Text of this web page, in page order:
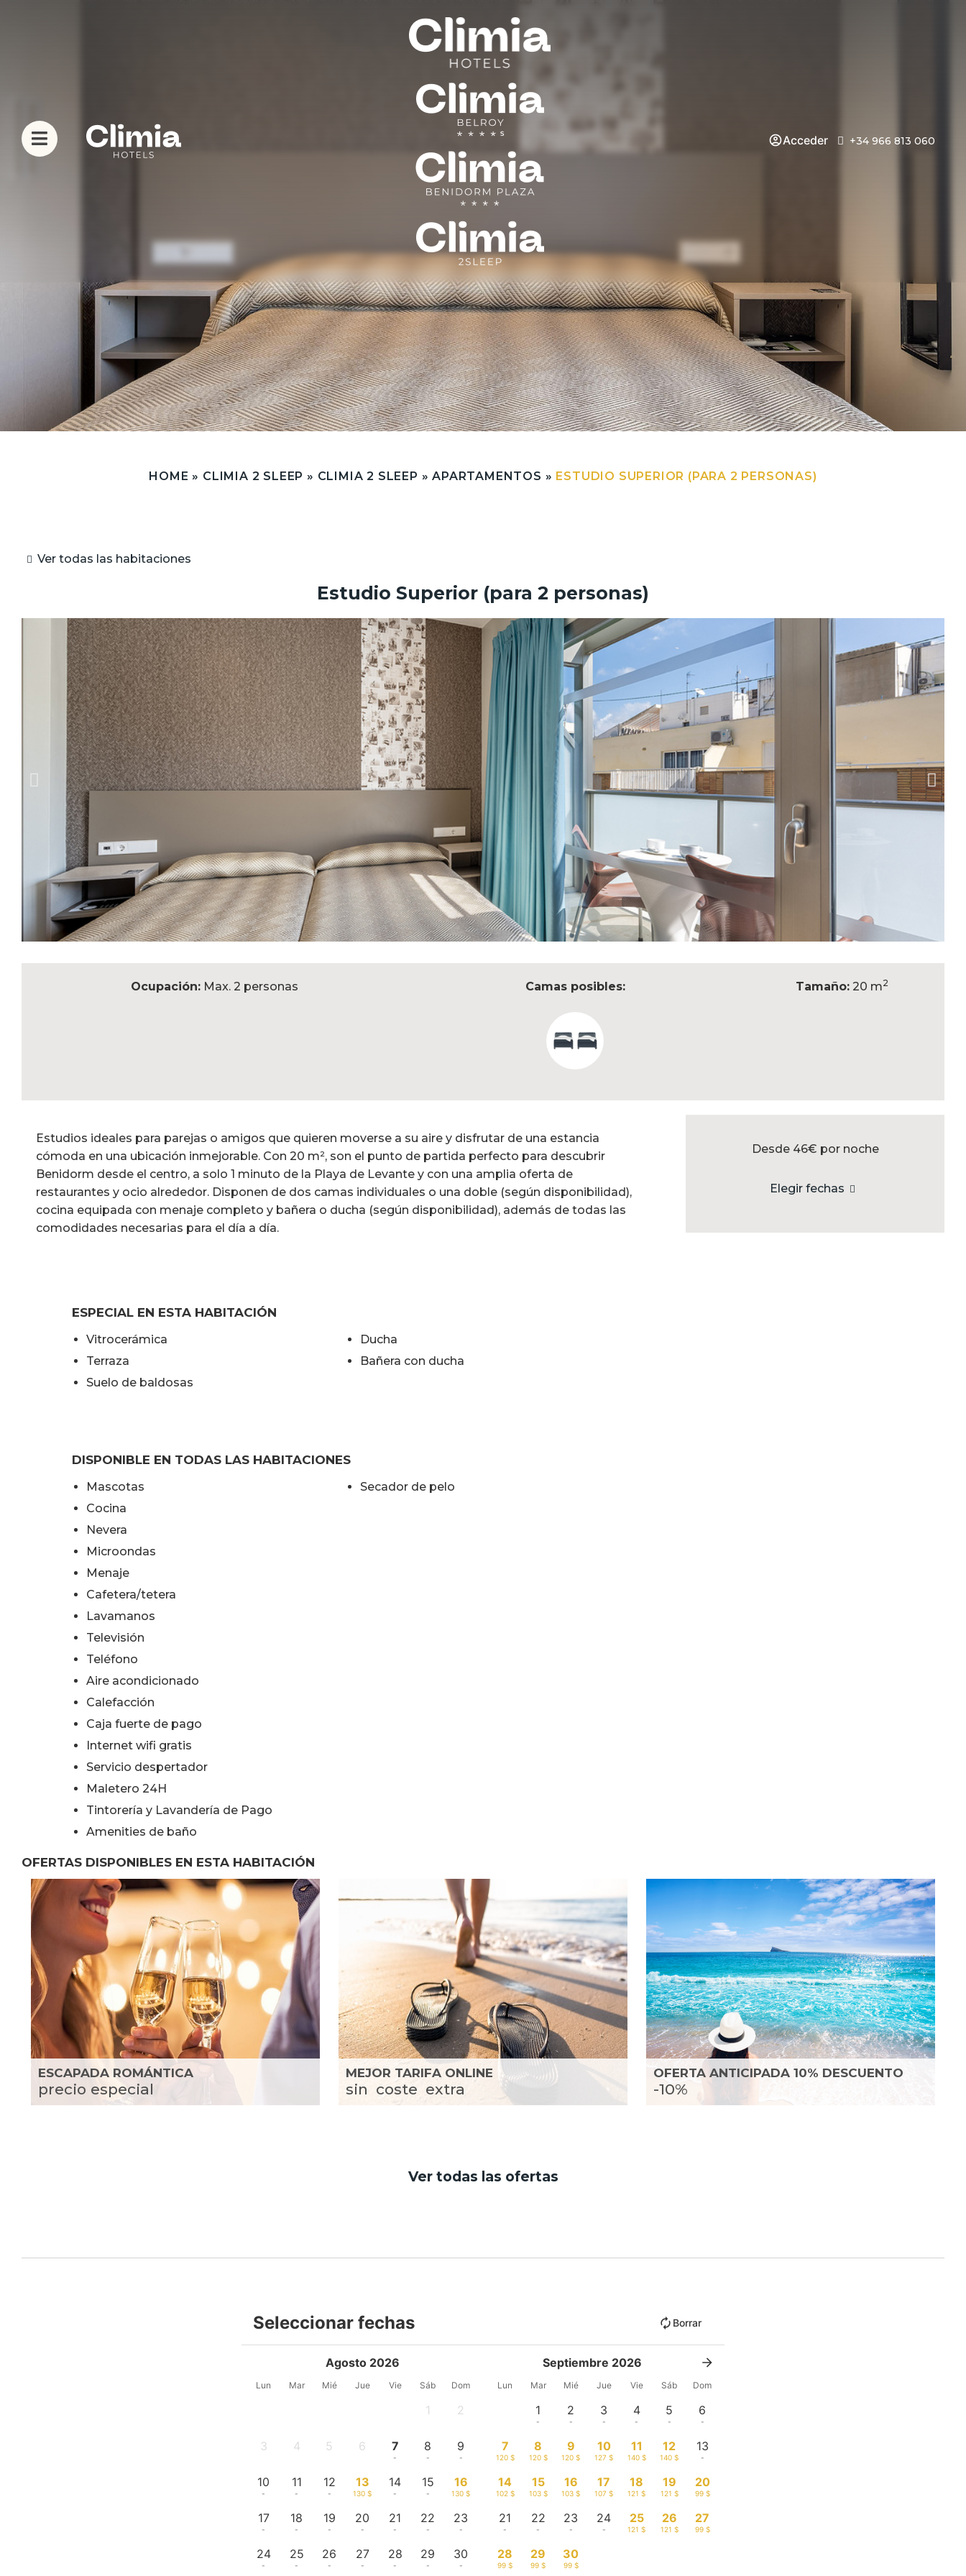
Acceder +34 966 813 060
HOME » CLIMIA 2 SLEEP » CLIMIA 2 SLEEP »APARTAMENTOS » ESTUDIO SUPERIOR (PARA 2 PERSONAS)
Ver todas las habitaciones
Estudio Superior (para 2 personas)
Ocupación: Max. 2 personas Camas posibles: Tamaño:20 m2
Estudios ideales para parejas o amigos que quieren moverse a su aire y disfrutar de una estancia
cómoda en una ubicación inmejorable. Con 20 m², son el punto de partida perfecto para descubrir
Benidorm desde el centro, a solo 1 minuto de la Playa de Levante y con una amplia oferta de
restaurantes y ocio alrededor. Disponen de dos camas individuales o una doble (según disponibilidad),
cocina equipada con menaje completo y bañera o ducha (según disponibilidad), además de todas las
comodidades necesarias para el día a día.
Desde 46€ por noche
Elegir fechas
ESPECIAL EN ESTA HABITACIÓN
Vitrocerámica
Terraza
Suelo de baldosas
Ducha
Bañera con ducha
DISPONIBLE EN TODAS LAS HABITACIONES
Mascotas
Cocina
Nevera
Microondas
Menaje
Cafetera/tetera
Lavamanos
Televisión
Teléfono
Aire acondicionado
Calefacción
Caja fuerte de pago
Internet wifi gratis
Servicio despertador
Maletero 24H
Tintorería y Lavandería de Pago
Amenities de baño
Secador de pelo
OFERTAS DISPONIBLES EN ESTA HABITACIÓN
ESCAPADA ROMÁNTICA
precio especial
MEJOR TARIFA ONLINE
sin coste extra
OFERTA ANTICIPADA 10% DESCUENTO
-10%
Ver todas las ofertas
Seleccionar fechas Borrar
Agosto 2026
Lun Mar Mié Jue Vie Sáb Dom
1 2
3 4 5 6 7
-
8
-
9
-
10
-
11
-
12
-
13
130 $
14
-
15
-
16
130 $
17
-
18
-
19
-
20
-
21
-
22
-
23
-
24
-
25
-
26
-
27
-
28
-
29
-
30
-
Septiembre 2026
Lun Mar Mié Jue Vie Sáb Dom
1
-
2
-
3
-
4
-
5
-
6
-
7
120 $
8
120 $
9
120 $
10
127 $
11
140 $
12
140 $
13
-
14
102 $
15
103 $
16
103 $
17
107 $
18
121 $
19
121 $
20
99 $
21
-
22
-
23
-
24
-
25
121 $
26
121 $
27
99 $
28
99 $
29
99 $
30
99 $